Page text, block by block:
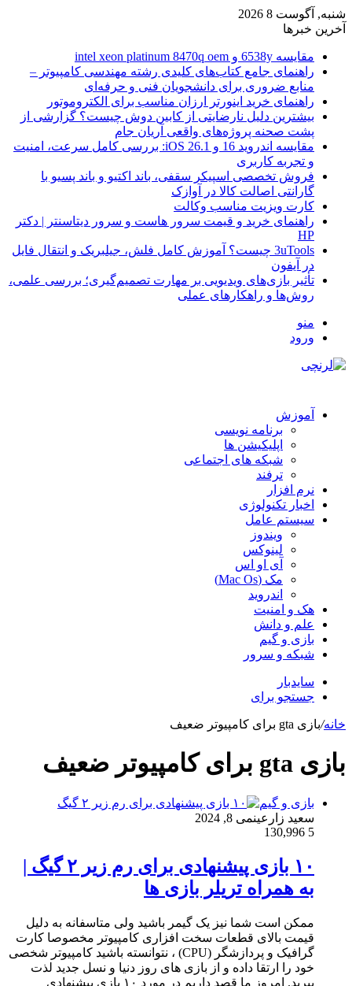
شنبه, آگوست 8 2026
آخرین خبرها
مقایسه 6538y و intel xeon platinum 8470q oem
راهنمای جامع کتاب‌های کلیدی رشته مهندسی کامپیوتر –
منابع ضروری برای دانشجویان فنی و حرفه‌ای
راهنمای خرید اینورتر ارزان مناسب برای الکتروموتور
بیشترین دلیل نارضایتی از کابین دوش چیست؟ گزارشی از
پشت صحنه پروژه‌های واقعی آریان جام
مقایسه اندروید 16 و iOS 26.1: بررسی کامل سرعت، امنیت
و تجربه کاربری
فروش تخصصی اسپیکر سقفی، باند اکتیو و باند پسیو با
گارانتی اصالت کالا در آوازک
کارت ویزیت مناسب وکالت
راهنمای خرید و قیمت سرور هاست و سرور دیتاسنتر | دکتر
HP
3uTools چیست؟ آموزش کامل فلش، جیلبریک و انتقال فایل
در آیفون
تأثیر بازی‌های ویدیویی بر مهارت تصمیم‌گیری؛ بررسی علمی،
روش‌ها و راهکارهای عملی
منو
ورود
آموزش
برنامه نویسی
اپلیکیشن ها
شبکه های اجتماعی
ترفند
نرم افزار
اخبار تکنولوژی
سیستم عامل
ویندوز
لینوکس
آی او اس
مک (Mac Os)
اندروید
هک و امنیت
علم و دانش
بازی و گیم
شبکه و سرور
سایدبار
جستجو برای
خانه/بازی gta برای کامپیوتر ضعیف
بازی gta برای کامپیوتر ضعیف
بازی و گیم
سعید زارعینمی 8, 2024
5
۱۰ بازی پیشنهادی برای رم زیر ۲ گیگ |
به همراه تریلر بازی ها
ممکن است شما نیز یک گیمر باشید ولی متاسفانه به دلیل
قیمت بالای قطعات سخت افزاری کامپیوتر مخصوصا کارت
گرافیک و پردازشگر (CPU) ، نتوانسته باشید کامپیوتر شخصی
خود را ارتقا داده و از بازی های روز دنیا و نسل جدید لذت
ببرید. امروز ما قصد داریم در مورد ۱۰ بازی پیشنهادی